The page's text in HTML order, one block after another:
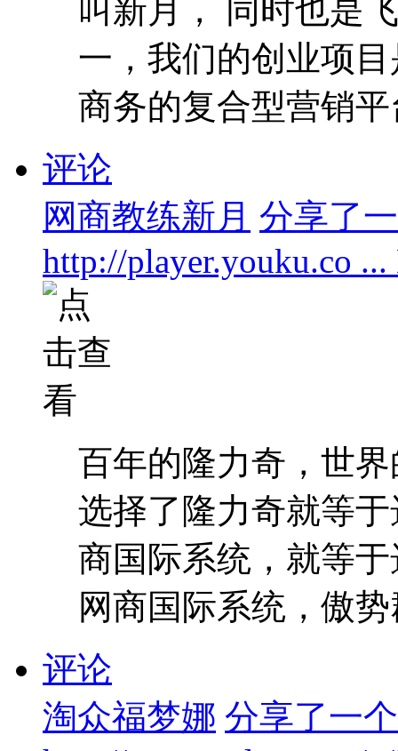
叫新月， 同时也是
一，我们的创业项
商务的复合型营销
评论
网商教练新月 分享了
http://player.youku.co
百年的隆力奇，世
选择了隆力奇就等
商国际系统，就等
网商国际系统，傲
评论
淘众福梦娜 分享了一